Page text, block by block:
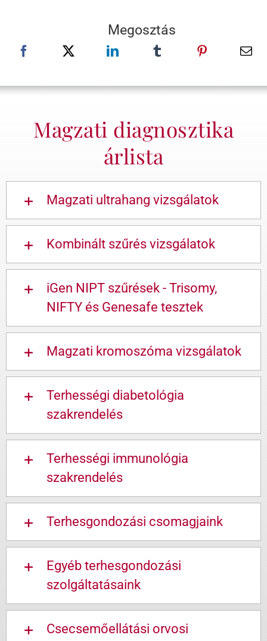
Megosztás
Magzati diagnosztika
árlista
Magzati ultrahang vizsgálatok
Kombinált szűrés vizsgálatok
iGen NIPT szűrések - Trisomy,
NIFTY és Genesafe tesztek
Magzati kromoszóma vizsgálatok
Terhességi diabetológia
szakrendelés
Terhességi immunológia
szakrendelés
Terhesgondozási csomagjaink
Egyéb terhesgondozási
szolgáltatásaink
Csecsemőellátási orvosi